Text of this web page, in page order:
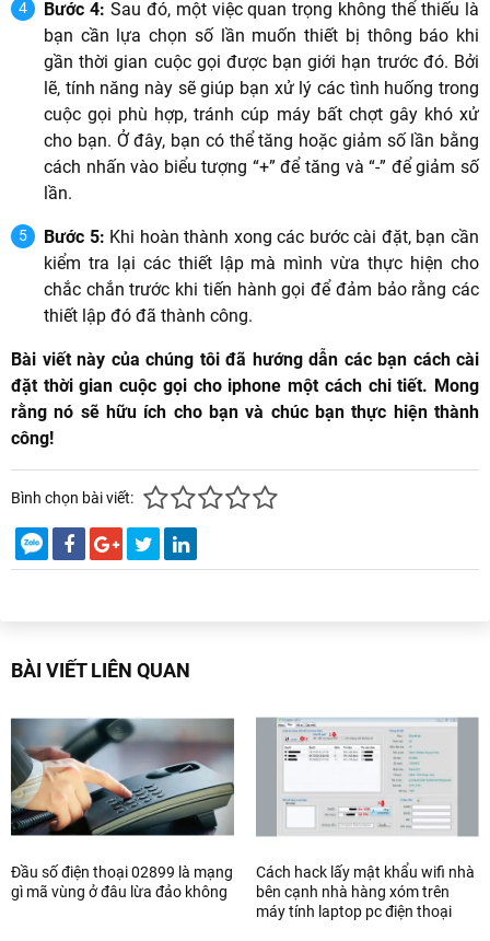
Bước 4: Sau đó, một việc quan trọng không thể thiếu là
bạn cần lựa chọn số lần muốn thiết bị thông báo khi
gần thời gian cuộc gọi được bạn giới hạn trước đó. Bởi
lẽ, tính năng này sẽ giúp bạn xử lý các tình huống trong
cuộc gọi phù hợp, tránh cúp máy bất chợt gây khó xử
cho bạn. Ở đây, bạn có thể tăng hoặc giảm số lần bằng
cách nhấn vào biểu tượng “+” để tăng và “-” để giảm số
lần.
Bước 5: Khi hoàn thành xong các bước cài đặt, bạn cần
kiểm tra lại các thiết lập mà mình vừa thực hiện cho
chắc chắn trước khi tiến hành gọi để đảm bảo rằng các
thiết lập đó đã thành công.
Bài viết này của chúng tôi đã hướng dẫn các bạn cách cài
đặt thời gian cuộc gọi cho iphone một cách chi tiết. Mong
rằng nó sẽ hữu ích cho bạn và chúc bạn thực hiện thành
công!
Bình chọn bài viết:
BÀI VIẾT LIÊN QUAN
Đầu số điện thoại 02899 là mạng
gì mã vùng ở đâu lừa đảo không
Cách hack lấy mật khẩu wifi nhà
bên cạnh nhà hàng xóm trên
máy tính laptop pc điện thoại